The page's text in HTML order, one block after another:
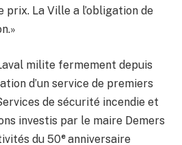
prix. La Ville a l’obligation de
milite fermement depuis
d’un service de premiers
de sécurité incendie et
investis par le maire Demers
du 50e anniversaire